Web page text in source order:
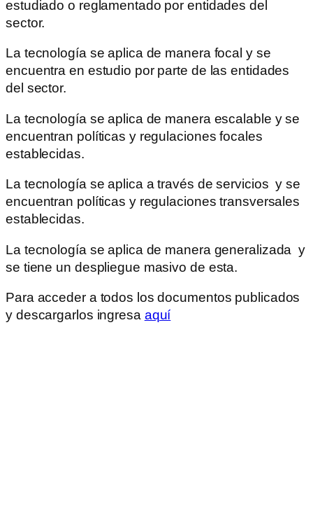
estudiado o reglamentado por entidades del
sector.
La tecnología se aplica de manera focal y se
encuentra en estudio por parte de las entidades
del sector.
La tecnología se aplica de manera escalable y se
encuentran políticas y regulaciones focales
establecidas.
La tecnología se aplica a través de servicios y se
encuentran políticas y regulaciones transversales
establecidas.
La tecnología se aplica de manera generalizada y
se tiene un despliegue masivo de esta.
Para acceder a todos los documentos publicados
y descargarlos ingresa aquí